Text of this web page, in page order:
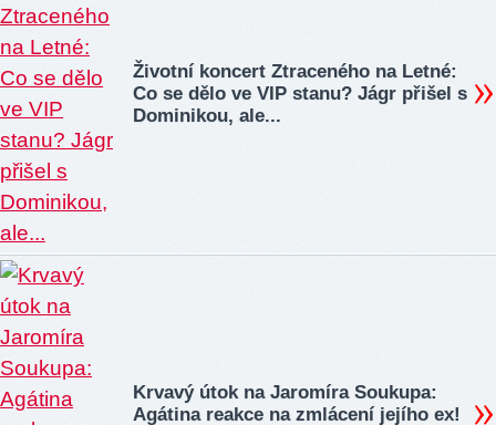
Životní koncert Ztraceného na Letné:
Co se dělo ve VIP stanu? Jágr přišel s
Dominikou, ale...
Krvavý útok na Jaromíra Soukupa:
Agátina reakce na zmlácení jejího ex!